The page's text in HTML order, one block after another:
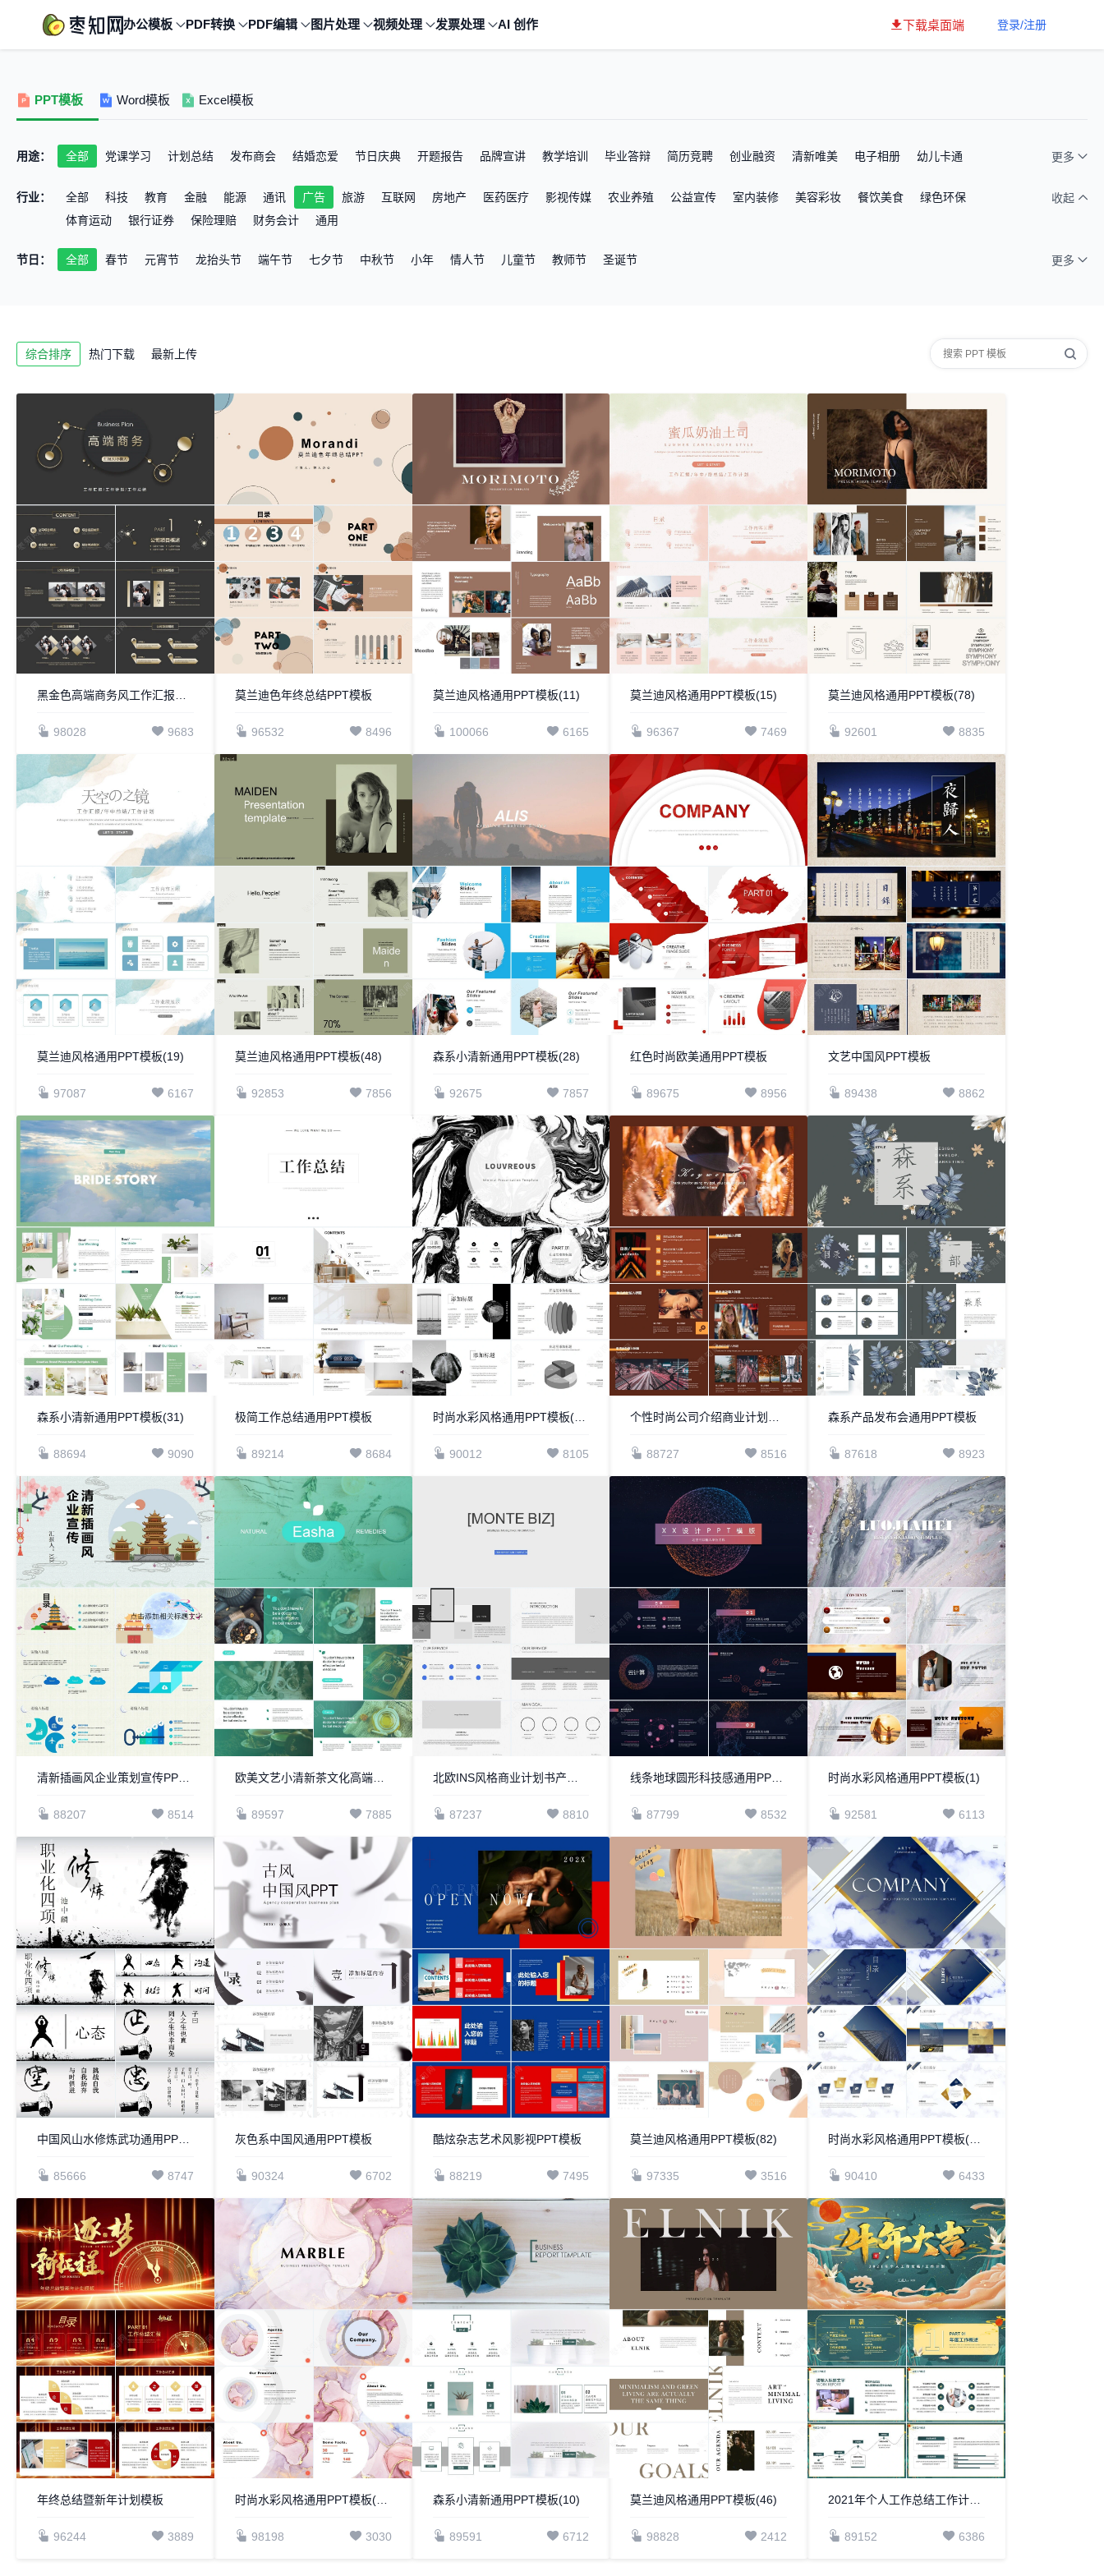
办公模板 PDF转换 PDF编辑 图片处理 视频处理 发票处理 AI 创作 下载桌面端 登录/注册
PPT模板 Word模板 Excel模板
用途： 全部 党课学习 计划总结 发布商会 结婚恋爱 节日庆典 开题报告 品牌宣讲 教学培训 毕业答辩 简历竞聘 创业融资 清新唯美 电子相册
幼儿卡通
更多
行业： 全部 科技 教育 金融 能源 通讯 广告 旅游 互联网 房地产 医药医疗 影视传媒 农业养殖 公益宣传 室内装修 美容彩妆 餐饮美食
绿色环保
体育运动
银行证券 保险理赔 财务会计 通用
收起
节日： 全部 春节 元宵节 龙抬头节 端午节 七夕节 中秋节 小年 情人节 儿童节 教师节 圣诞节 更多
综合排序 热门下载 最新上传
黑金色高端商务风工作汇报PPT模板
98028 9683
莫兰迪色年终总结PPT模板
96532 8496
莫兰迪风格通用PPT模板(11)
100066 6165
莫兰迪风格通用PPT模板(15)
96367 7469
莫兰迪风格通用PPT模板(78)
92601 8835
莫兰迪风格通用PPT模板(19)
97087 6167
莫兰迪风格通用PPT模板(48)
92853 7856
森系小清新通用PPT模板(28)
92675 7857
红色时尚欧美通用PPT模板
89675 8956
文艺中国风PPT模板
89438 8862
森系小清新通用PPT模板(31)
88694 9090
极简工作总结通用PPT模板
89214 8684
时尚水彩风格通用PPT模板(65)
90012 8105 88727 8516
森系产品发布会通用PPT模板
87618 8923
清新插画风企业策划宣传PPT模板
88207 8514
欧美文艺小清新茶文化高端品牌宣传通用PPT模板
89597 7885
北欧INS风格商业计划书产品发布PPT模板
87237 8810
线条地球圆形科技感通用PPT模板
87799 8532
时尚水彩风格通用PPT模板(1)
92581 6113
85666 8747
灰色系中国风通用PPT模板
90324 6702
酷炫杂志艺术风影视PPT模板
88219 7495
莫兰迪风格通用PPT模板(82)
97335 3516 90410 6433
年终总结暨新年计划模板
96244 3889
时尚水彩风格通用PPT模板(92)
98198 3030
森系小清新通用PPT模板(10)
89591 6712
莫兰迪风格通用PPT模板(46)
98828 2412 89152 6386